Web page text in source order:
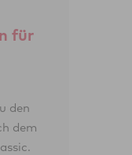
für
den
dem